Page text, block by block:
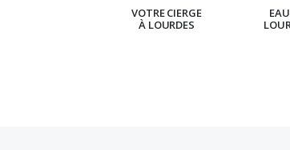
VOTRE CIERGE
À LOURDES